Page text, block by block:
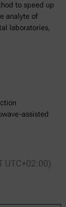
to speed up
analyte of
laboratories,
assisted
UTC+02:00)